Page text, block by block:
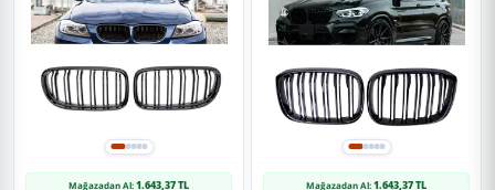
Mağazadan Al:1.643,37 TL Mağazadan Al:1.643,37 TL